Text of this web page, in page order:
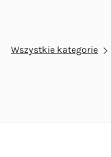
Wszystkie kategorie